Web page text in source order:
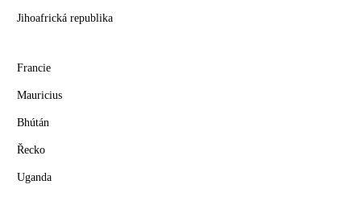
Jihoafrická republika
Francie
Mauricius
Bhútán
Řecko
Uganda